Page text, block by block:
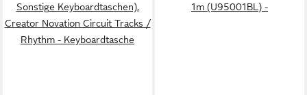
Sonstige Keyboardtaschen),
Creator Novation Circuit Tracks /
Rhythm - Keyboardtasche
1m (U95001BL) -